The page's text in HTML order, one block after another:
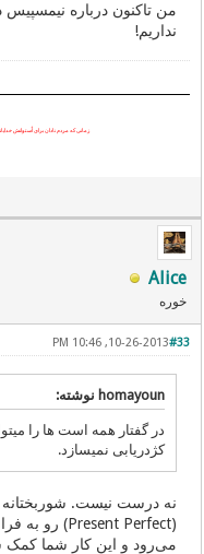
من تاکنون درباره
نداریم!
زمانی که مردم نادان برای اُستوانش
Alice
خوره
#33
10-26-2013, 10:46 PM
homayoun نوشته:
در گفتار همه است ها را
کژدریابی نمیسازد.
نه درست نیست. شوربختانه
(Present Perfect) رو به فراموشی
می‌رود و این کار شما کمک